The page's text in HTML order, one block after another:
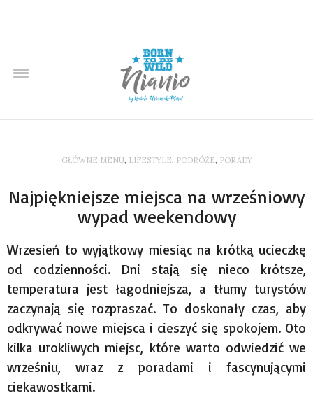
GŁÓWNE MENU, LIFESTYLE, PODRÓŻE, PORADY
Najpiękniejsze miejsca na wrześniowy
wypad weekendowy
Wrzesień to wyjątkowy miesiąc na krótką ucieczkę
od codzienności. Dni stają się nieco krótsze,
temperatura jest łagodniejsza, a tłumy turystów
zaczynają się rozpraszać. To doskonały czas, aby
odkrywać nowe miejsca i cieszyć się spokojem. Oto
kilka urokliwych miejsc, które warto odwiedzić we
wrześniu, wraz z poradami i fascynującymi
ciekawostkami.